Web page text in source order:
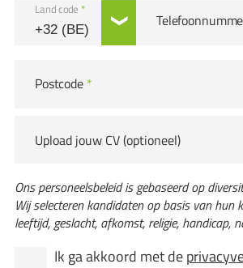
Land code *
Postcode *
Upload jouw CV (optioneel)
Ons personeelsbeleid is gebaseerd op
Wij selecteren kandidaten op basis van hun
leeftijd, geslacht, afkomst, religie, handicap,
Ik ga akkoord met de